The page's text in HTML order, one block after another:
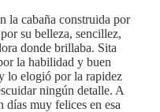
la cabaña construida por
su belleza, sencillez,
donde brillaba. Sita
la habilidad y buen
lo elogió por la rapidez
ningún detalle. A
días muy felices en esa